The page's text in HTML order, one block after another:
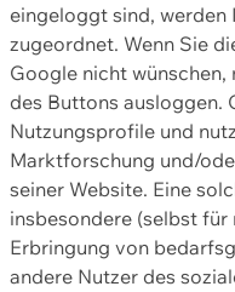
eingeloggt sind,
zugeordnet. Wenn Sie
Google nicht
des Buttons ausloggen.
Nutzungsprofile und
Marktforschung und/
seiner Website. Eine
insbesondere (selbst
Erbringung von
andere Nutzer des